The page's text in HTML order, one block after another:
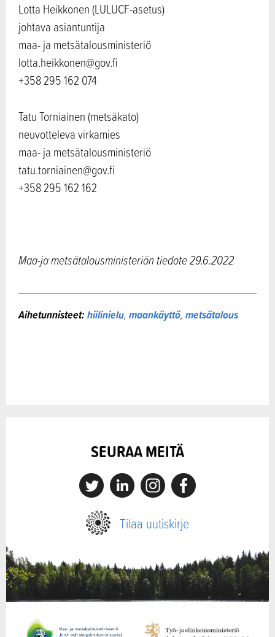
Lotta Heikkonen (LULUCF-asetus)
johtava asiantuntija
maa- ja metsätalousministeriö
lotta.heikkonen@gov.fi
+358 295 162 074
Tatu Torniainen (metsäkato)
neuvotteleva virkamies
maa- ja metsätalousministeriö
tatu.torniainen@gov.fi
+358 295 162 162
Maa-ja metsätalousministeriön tiedote 29.6.2022
Aihetunnisteet:hiilinielu, maankäyttö, metsätalous
SEURAA MEITÄ
X LinkedinInstagramFacebook
Tilaa uutiskirje